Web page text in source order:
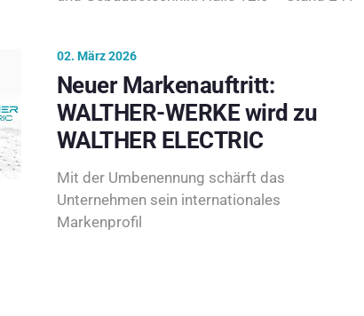
02. März 2026
Neuer Markenauftritt:
WALTHER-WERKE wird zu
WALTHER ELECTRIC
Mit der Umbenennung schärft das
Unternehmen sein internationales
Markenprofil